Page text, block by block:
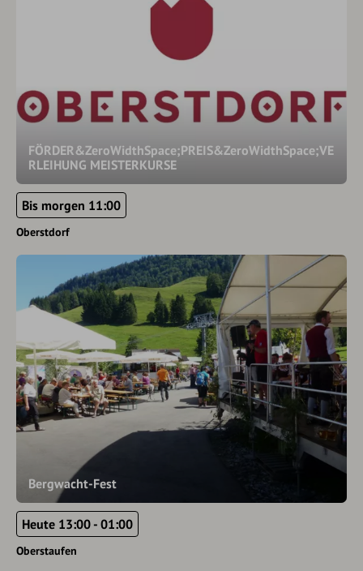
FÖRDER&ZeroWidthSpace;PREIS&ZeroWidthSpace;VE
RLEIHUNG MEISTERKURSE
Bis morgen 11:00
Oberstdorf
Bergwacht-Fest
Heute 13:00 - 01:00
Oberstaufen